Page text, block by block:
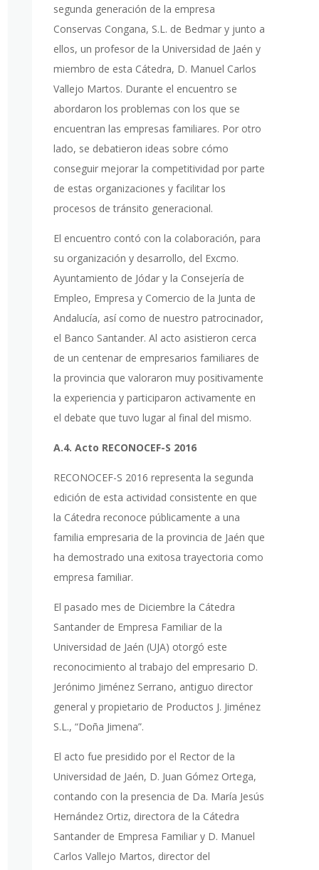
segunda generación de la empresa
Conservas Congana, S.L. de Bedmar y junto a
ellos, un profesor de la Universidad de Jaén y
miembro de esta Cátedra, D. Manuel Carlos
Vallejo Martos. Durante el encuentro se
abordaron los problemas con los que se
encuentran las empresas familiares. Por otro
lado, se debatieron ideas sobre cómo
conseguir mejorar la competitividad por parte
de estas organizaciones y facilitar los
procesos de tránsito generacional.
El encuentro contó con la colaboración, para
su organización y desarrollo, del Excmo.
Ayuntamiento de Jódar y la Consejería de
Empleo, Empresa y Comercio de la Junta de
Andalucía, así como de nuestro patrocinador,
el Banco Santander. Al acto asistieron cerca
de un centenar de empresarios familiares de
la provincia que valoraron muy positivamente
la experiencia y participaron activamente en
el debate que tuvo lugar al final del mismo.
A.4. Acto RECONOCEF-S 2016
RECONOCEF-S 2016 representa la segunda
edición de esta actividad consistente en que
la Cátedra reconoce públicamente a una
familia empresaria de la provincia de Jaén que
ha demostrado una exitosa trayectoria como
empresa familiar.
El pasado mes de Diciembre la Cátedra
Santander de Empresa Familiar de la
Universidad de Jaén (UJA) otorgó este
reconocimiento al trabajo del empresario D.
Jerónimo Jiménez Serrano, antiguo director
general y propietario de Productos J. Jiménez
S.L., “Doña Jimena”.
El acto fue presidido por el Rector de la
Universidad de Jaén, D. Juan Gómez Ortega,
contando con la presencia de Da. María Jesús
Hernández Ortiz, directora de la Cátedra
Santander de Empresa Familiar y D. Manuel
Carlos Vallejo Martos, director del